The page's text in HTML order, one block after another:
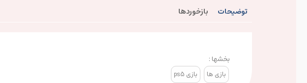
توضیحات بازخوردها
بخشها :
بازی ها بازی ps5